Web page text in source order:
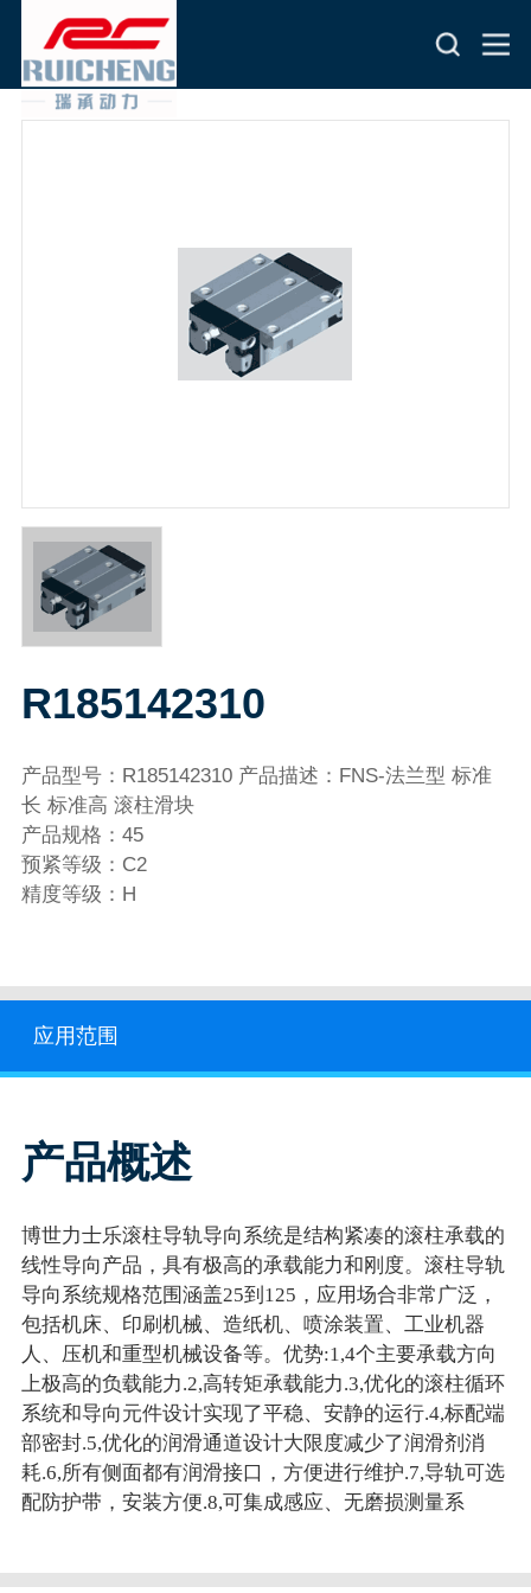
R185142310
产品型号：R185142310 产品描述：FNS-法兰型 标准
长 标准高 滚柱滑块
产品规格：45
预紧等级：C2
精度等级：H
应用范围
产品概述
博世力士乐滚柱导轨导向系统是结构紧凑的滚柱承载的
线性导向产品，具有极高的承载能力和刚度。滚柱导轨
导向系统规格范围涵盖25到125，应用场合非常广泛，
包括机床、印刷机械、造纸机、喷涂装置、工业机器
人、压机和重型机械设备等。优势:1,4个主要承载方向
上极高的负载能力.2,高转矩承载能力.3,优化的滚柱循环
系统和导向元件设计实现了平稳、安静的运行.4,标配端
部密封.5,优化的润滑通道设计大限度减少了润滑剂消
耗.6,所有侧面都有润滑接口，方便进行维护.7,导轨可选
配防护带，安装方便.8,可集成感应、无磨损测量系